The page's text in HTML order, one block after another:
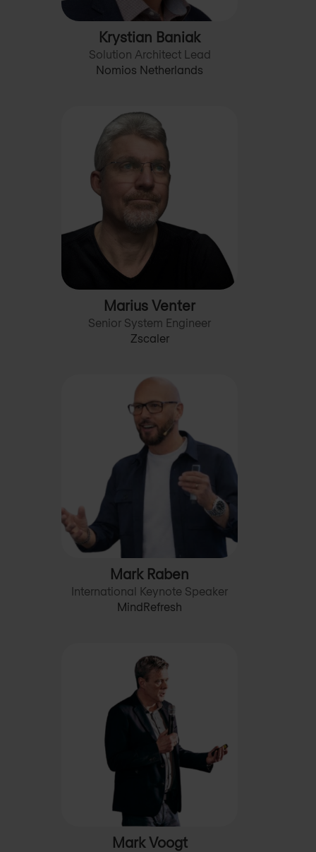
Krystian Baniak
Solution Architect Lead
Nomios Netherlands
Marius Venter
Senior System Engineer
Zscaler
Mark Raben
International Keynote Speaker
MindRefresh
Mark Voogt